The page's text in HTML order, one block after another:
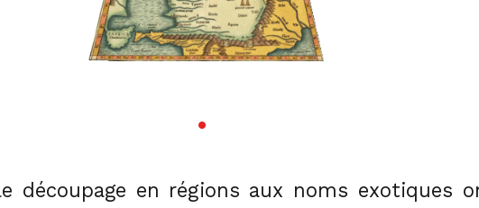
•
découpage en régions aux noms exotiques